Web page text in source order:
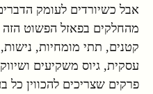
אבל כשיורדים לעומק
מהחלקים בפאזל הפשוט
קטנים, תתי מומחיות, נישות,
עסקית, גיוס משקיעים
פרקים שצריכים להכווין